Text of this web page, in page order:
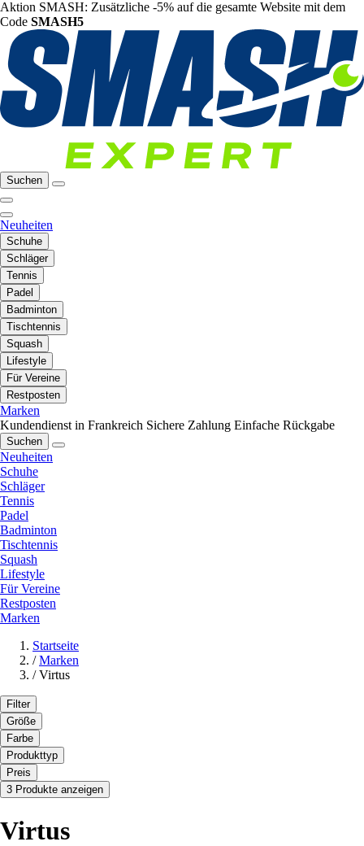
Aktion SMASH: Zusätzliche -5% auf die gesamte Website mit dem
Code SMASH5
Suchen
Neuheiten
Schuhe
Schläger
Tennis
Padel
Badminton
Tischtennis
Squash
Lifestyle
Für Vereine
Restposten
Marken
Kundendienst in Frankreich Sichere Zahlung Einfache Rückgabe
Suchen
Neuheiten
Schuhe
Schläger
Tennis
Padel
Badminton
Tischtennis
Squash
Lifestyle
Für Vereine
Restposten
Marken
Startseite
/ Marken
/ Virtus
Filter
Größe
Farbe
Produkttyp
Preis
3 Produkte anzeigen
Virtus